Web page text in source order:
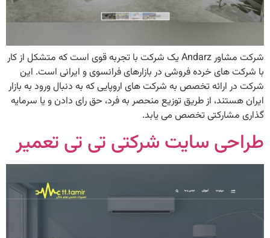
شرکت مشاور Andarz یک شرکت با تجربه قوی است که متشکل از کار
با شرکت های خرده فروشی در بازارهای فرانسوی و ایرانی است. این
شرکت در ارائه تخصص به شرکت های اروپایی که به دنبال ورود به بازار
ایران هستند، از طریق توزیع منحصر به فرد، حق رای دادن و یا سرمایه
گذاری مشارکتی تخصص می یابد.
طراحی سایت شرکتی تی تی تعمیر